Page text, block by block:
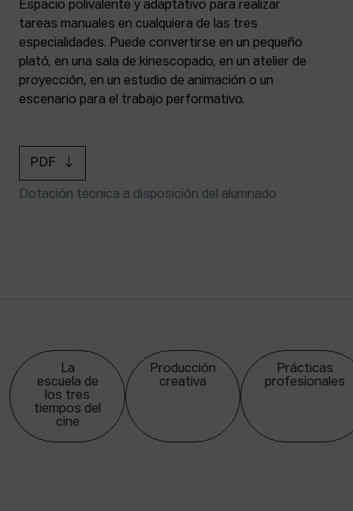
Espacio polivalente y adaptativo para realizar
tareas manuales en cualquiera de las tres
especialidades. Puede convertirse en un pequeño
plató, en una sala de kinescopado, en un atelier de
proyección, en un estudio de animación o un
escenario para el trabajo performativo.
PDF
Dotación técnica a disposición del alumnado
La
escuela de
los tres
tiempos del
cine
Producción
creativa
Prácticas
profesionales